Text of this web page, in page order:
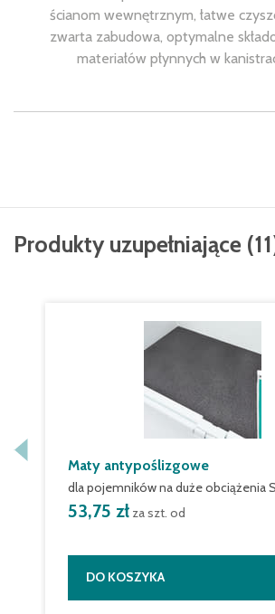
ścianom wewnętrznym, łatwe
zwarta zabudowa, optymalne
materiałów płynnych w
Produkty uzupełniające (11
Maty antypoślizgowe
dla pojemników na duże obciążenia
53,75 zł za szt. od
DO KOSZYKA